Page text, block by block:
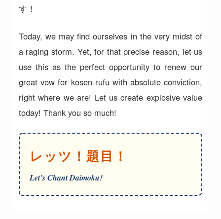
す！
Today, we may find ourselves in the very midst of
a raging storm. Yet, for that precise reason, let us
use this as the perfect opportunity to renew our
great vow for kosen-rufu with absolute conviction,
right where we are! Let us create explosive value
today! Thank you so much!
レッツ！題目！
Let’s Chant Daimoku!